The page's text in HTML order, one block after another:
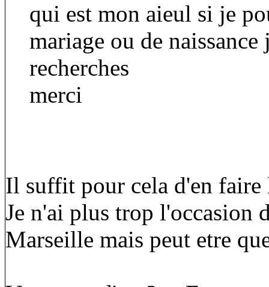
qui est mon aieul si je
mariage ou de
recherches
merci
Il suffit pour cela d'en faire
Je n'ai plus trop l'occasion
Marseille mais peut etre